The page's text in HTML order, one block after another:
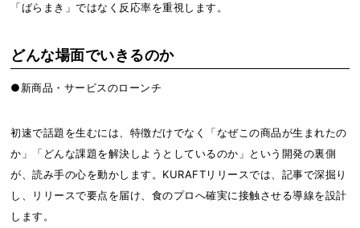
「ばらまき」ではなく反応率を重視します。
どんな場面でいきるのか
●新商品・サービスのローンチ
初速で話題を生むには、特徴だけでなく「なぜこの商品が生まれたの
か」「どんな課題を解決しようとしているのか」という開発の裏側
が、読み手の心を動かします。KURAFTリリースでは、記事で深掘り
し、リリースで要点を届け、食のプロへ確実に接触させる導線を設計
します。